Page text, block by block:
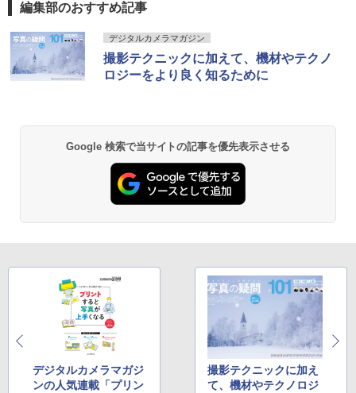
編集部のおすすめ記事
デジタルカメラマガジン
撮影テクニックに加えて、機材やテクノ
ロジーをより良く知るために
Google 検索で当サイトの記事を優先表示させる
デジタルカメラマガジ
ンの人気連載「プリン
撮影テクニックに加え
て、機材やテクノロジ